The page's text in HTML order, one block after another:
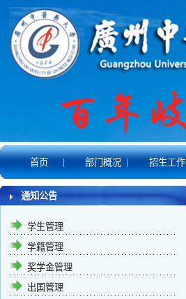
首页 | 部门概况 | 招生工作
通知公告
学生管理
学籍管理
奖学金管理
出国管理